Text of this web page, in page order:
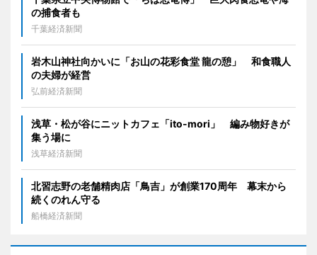
の捕食者も
千葉経済新聞
岩木山神社向かいに「お山の花彩食堂 龍の憩」 和食職人
の夫婦が経営
弘前経済新聞
浅草・松が谷にニットカフェ「ito-mori」 編み物好きが
集う場に
浅草経済新聞
北習志野の老舗精肉店「鳥吉」が創業170周年 幕末から
続くのれん守る
船橋経済新聞